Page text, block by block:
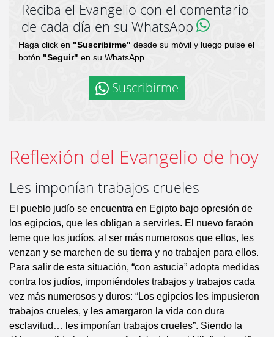
Reciba el Evangelio con el comentario
de cada día en su WhatsApp
Haga click en "Suscribirme" desde su móvil y luego pulse el
botón "Seguir" en su WhatsApp.
Suscribirme
Reflexión del Evangelio de hoy
Les imponían trabajos crueles
El pueblo judío se encuentra en Egipto bajo opresión de
los egipcios, que les obligan a servirles. El nuevo faraón
teme que los judíos, al ser más numerosos que ellos, les
venzan y se marchen de su tierra y no trabajen para ellos.
Para salir de esta situación, “con astucia” adopta medidas
contra los judíos, imponiéndoles trabajos y trabajos cada
vez más numerosos y duros: “Los egipcios les impusieron
trabajos crueles, y les amargaron la vida con dura
esclavitud… les imponían trabajos crueles”. Siendo la